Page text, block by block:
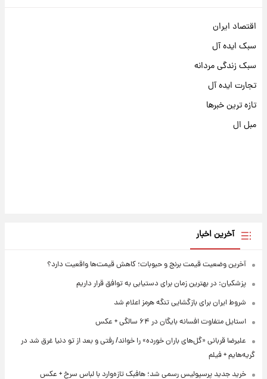
اقتصاد ایران
سبک ایده آل
سبک زندگی مردانه
تجارت ایده آل
تازه ترین خبرها
مبل ال
آخرین اخبار
آخرین وضعیت قیمت برنج و حبوبات؛ کاهش قیمت‌ها واقعیت دارد؟
پزشکیان: در بهترین زمان برای دستیابی به توافق قرار داریم
شروط ایران برای بازگشایی تنگه هرمز اعلام شد
استایل متفاوت افسانه بایگان در ۶۴ سالگی + عکس
علیرضا قربانی «گل‌های باران خورده» را خواند/ رفتی و بعد از تو دنیا غرق شد در
گریه‌هایم + فیلم
خرید جدید پرسپولیس رسمی شد؛ هافبک تازه‌وارد با لباس سرخ + عکس